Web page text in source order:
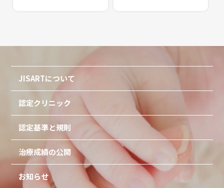
JISARTについて
認定クリニック
認定基準と規則
治療成績の公開
お知らせ